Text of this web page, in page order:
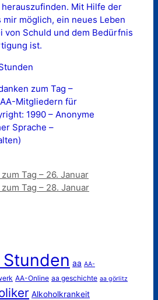
Mit Hilfe der
möglich, ein neues Leben
von Schuld und dem Bedürfnis
ist.
zum Tag –
Mitgliedern für
1990 – Anonyme
Sprache –
Tag – 26. Januar
Tag – 28. Januar
aa AA-
AA-Online aa geschichte aa görlitz
Alkoholkrankeit